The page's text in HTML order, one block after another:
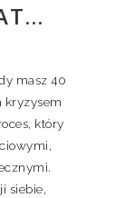
masz 40
kryzysem
który
siebie,